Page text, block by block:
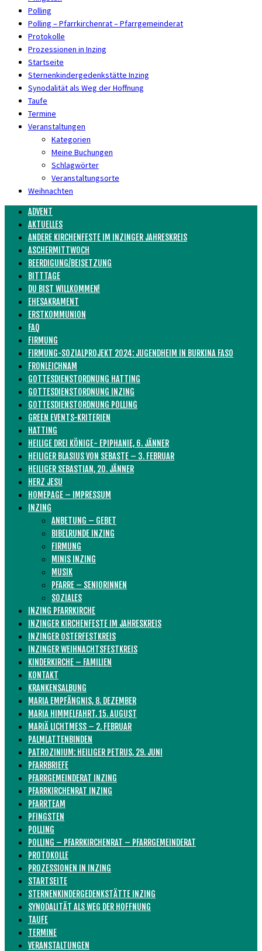
Polling
Polling – Pfarrkirchenrat – Pfarrgemeinderat
Protokolle
Prozessionen in Inzing
Startseite
Sternenkindergedenkstätte Inzing
Synodalität als Weg der Hoffnung
Taufe
Termine
Veranstaltungen
Kategorien
Meine Buchungen
Schlagwörter
Veranstaltungsorte
Weihnachten
ADVENT
AKTUELLES
ANDERE KIRCHENFESTE IM INZINGER JAHRESKREIS
ASCHERMITTWOCH
BEERDIGUNG/BEISETZUNG
BITTTAGE
DU BIST WILLKOMMEN!
EHESAKRAMENT
ERSTKOMMUNION
FAQ
FIRMUNG
FIRMUNG-SOZIALPROJEKT 2024: JUGENDHEIM IN BURKINA FASO
FRONLEICHNAM
GOTTESDIENSTORDNUNG HATTING
GOTTESDIENSTORDNUNG INZING
GOTTESDIENSTORDNUNG POLLING
GREEN EVENTS-KRITERIEN
HATTING
HEILIGE DREI KÖNIGE- EPIPHANIE, 6. JÄNNER
HEILIGER BLASIUS VON SEBASTE – 3. FEBRUAR
HEILIGER SEBASTIAN, 20. JÄNNER
HERZ JESU
HOMEPAGE – IMPRESSUM
INZING
ANBETUNG – GEBET
BIBELRUNDE INZING
FIRMUNG
MINIS INZING
MUSIK
PFARRE – SENIORINNEN
SOZIALES
INZING PFARRKIRCHE
INZINGER KIRCHENFESTE IM JAHRESKREIS
INZINGER OSTERFESTKREIS
INZINGER WEIHNACHTSFESTKREIS
KINDERKIRCHE – FAMILIEN
KONTAKT
KRANKENSALBUNG
MARIA EMPFÄNGNIS, 8. DEZEMBER
MARIA HIMMELFAHRT, 15. AUGUST
MARIÄ LICHTMESS – 2. FEBRUAR
PALMLATTENBINDEN
PATROZINIUM: HEILIGER PETRUS, 29. JUNI
PFARRBRIEFE
PFARRGEMEINDERAT INZING
PFARRKIRCHENRAT INZING
PFARRTEAM
PFINGSTEN
POLLING
POLLING – PFARRKIRCHENRAT – PFARRGEMEINDERAT
PROTOKOLLE
PROZESSIONEN IN INZING
STARTSEITE
STERNENKINDERGEDENKSTÄTTE INZING
SYNODALITÄT ALS WEG DER HOFFNUNG
TAUFE
TERMINE
VERANSTALTUNGEN